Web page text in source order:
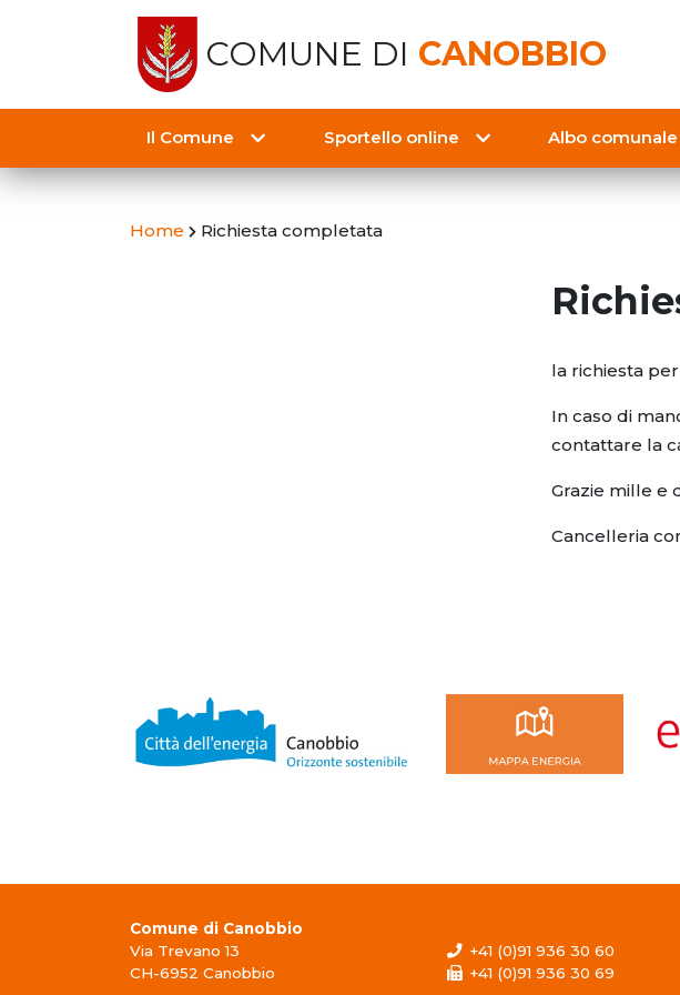
COMUNE DI CANOBBIO
Il Comune Sportello online Albo comunale
Home Richiesta completata
la richiesta
In caso di
contattare la
Grazie mille e
Cancelleria
Comune di Canobbio
Via Trevano 13
CH-6952 Canobbio
+41 (0)91 936 30 60
+41 (0)91 936 30 69